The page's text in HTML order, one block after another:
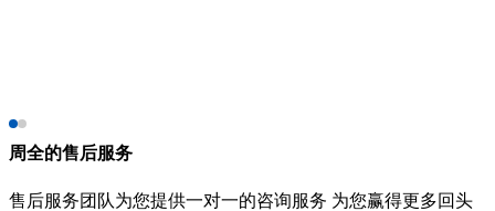
周全的售后服务
售后服务团队为您提供一对一的咨询服务 为您赢得更多回头